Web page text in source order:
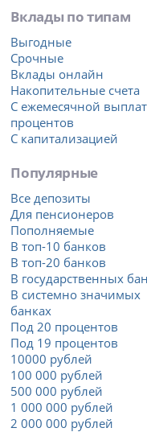
Вклады по типам
Выгодные
Срочные
Вклады онлайн
Накопительные счета
С ежемесячной
процентов
С капитализацией
Популярные
Все депозиты
Для пенсионеров
Пополняемые
В топ-10 банков
В топ-20 банков
В государственных
В системно значимых
банках
Под 20 процентов
Под 19 процентов
10000 рублей
100 000 рублей
500 000 рублей
1 000 000 рублей
2 000 000 рублей